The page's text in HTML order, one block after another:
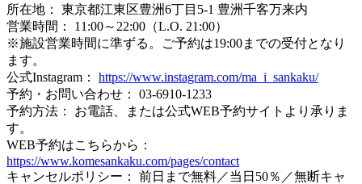
所在地： 東京都江東区豊洲6丁目5-1 豊洲千客万来内
営業時間： 11:00～22:00（L.O. 21:00）
※施設営業時間に準ずる。ご予約は19:00までの受付となり
ます。
公式Instagram： https://www.instagram.com/ma_i_sankaku/
予約・お問い合わせ： 03-6910-1233
予約方法： お電話、または公式WEB予約サイトより承りま
す。
WEB予約はこちらから：
https://www.komesankaku.com/pages/contact
キャンセルポリシー： 前日まで無料／当日50％／無断キャ